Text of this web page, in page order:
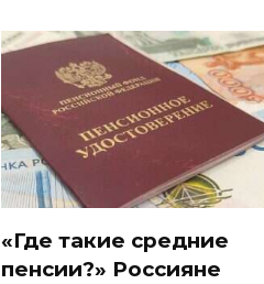
«Где такие средние
пенсии?» Россияне